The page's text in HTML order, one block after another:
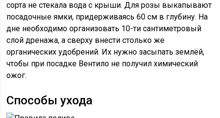
сорта не стекала вода с крыши. Для розы выкапывают
посадочные ямки, придерживаясь 60 см в глубину. На
дне необходимо организовать 10-ти сантиметровый
слой дренажа, а сверху внести столько же
органических удобрений. Их нужно засыпать землёй,
чтобы при посадке Вентило не получил химический
ожог.
Способы ухода